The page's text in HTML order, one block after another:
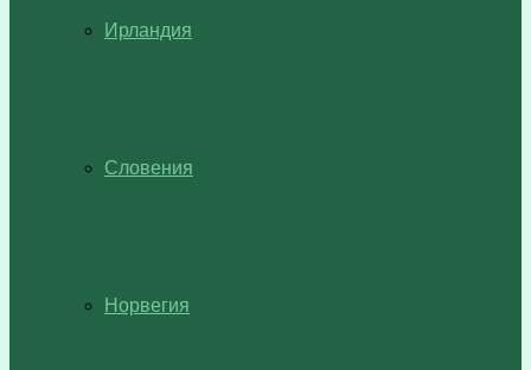
Ирландия
Словения
Норвегия